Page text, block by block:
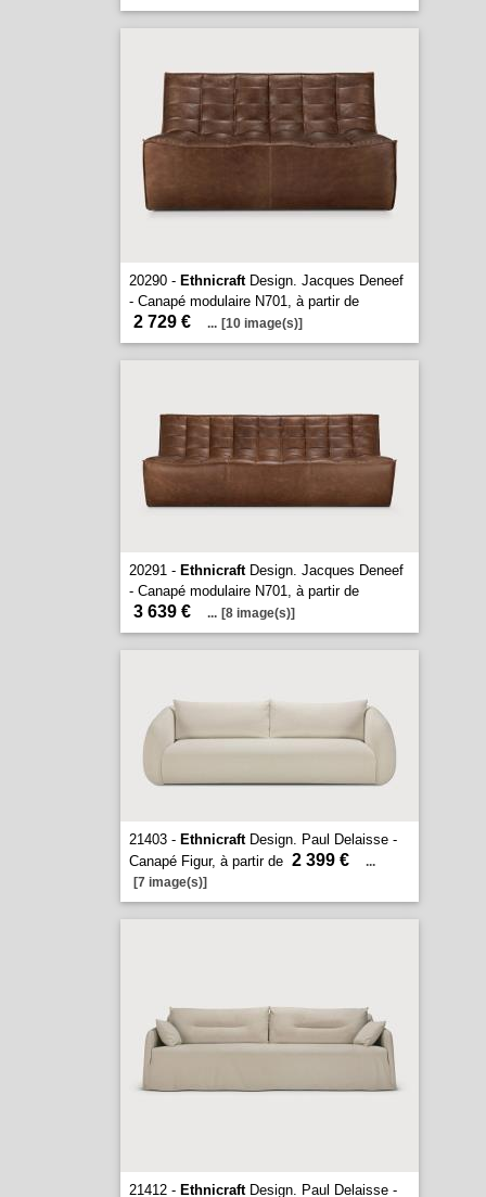
20290 - EthnicraftDesign. Jacques Deneef
- Canapé modulaire N701, à partir de
2 729 € ... [10 image(s)]
20291 - EthnicraftDesign. Jacques Deneef
- Canapé modulaire N701, à partir de
3 639 € ... [8 image(s)]
21403 - EthnicraftDesign. Paul Delaisse -
Canapé Figur, à partir de 2 399 €
...
[7 image(s)]
21412 - EthnicraftDesign. Paul Delaisse -